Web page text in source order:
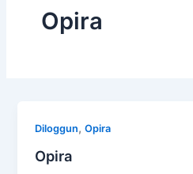
Opira
Diloggun,Opira
Opira